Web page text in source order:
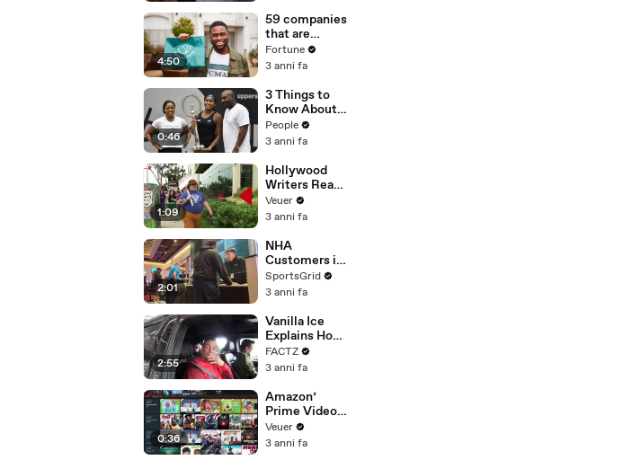
Misinformatio
n or
Disinformatio
n’ Amongst
All Social
Media
Platforms
4:50
59 companies
that are
changing the
world: From
Chobani
Fortune
3 anni fa
0:46
3 Things to
Know About
Coco Gauff's
Parents
People
3 anni fa
1:09
Hollywood
Writers Reach
‘Tentative
Agreement’
After 146 Day
Strike
Veuer
3 anni fa
2:01
NHA
Customers in
Limbo as
Company
Potential
Merger
SportsGrid
3 anni fa
2:55
Vanilla Ice
Explains How
the 90’s
Shaped
FACTZ
3 anni fa
0:36
Amazon’
Prime Video
Will Show
Commercials
Veuer
3 anni fa